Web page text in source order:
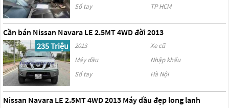
Số tay
TP HCM
Cần bán Nissan Navara LE 2.5MT 4WD đời 2013
235 Triệu
2013
Xe cũ
Máy dầu
Nhập khẩu
Số tay
Hà Nội
Nissan Navara LE 2.5MT 4WD 2013 Máy dầu đẹp long lanh